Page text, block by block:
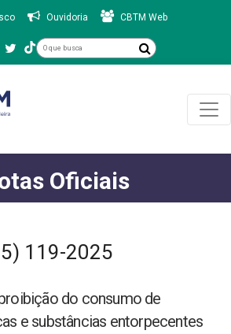
Ouvidoria CBTM Web
Oficiais
119-2025
do consumo de
e substâncias entorpecentes